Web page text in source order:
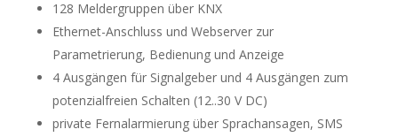
128 Meldergruppen über KNX
Ethernet-Anschluss und Webserver zur
Parametrierung, Bedienung und Anzeige
4 Ausgängen für Signalgeber und 4 Ausgängen zum
potenzialfreien Schalten (12..30 V DC)
private Fernalarmierung über Sprachansagen, SMS